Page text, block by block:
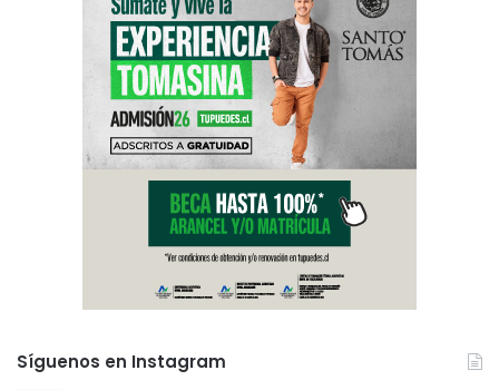
Síguenos en Instagram